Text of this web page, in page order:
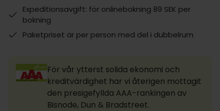
Expeditionsavgift: för onlinebokning 89 SEK per
bokning
Paketpriset är per person med del i dubbelrum
För vår ytterst solida ekonomi och
kreditvärdighet har vi återigen mottagit
den presigefyllda AAA-rankingen av
Bisnode, Dun & Bradstreet.